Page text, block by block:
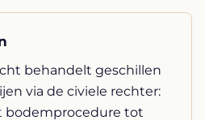
behandelt geschillen
via de civiele rechter:
bodemprocedure tot